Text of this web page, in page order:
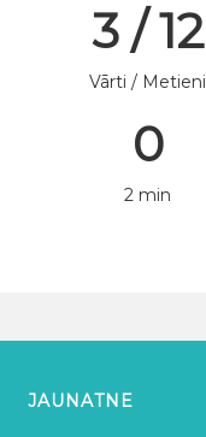
3 / 12
Vārti / Metieni
0
2 min
JAUNATNE